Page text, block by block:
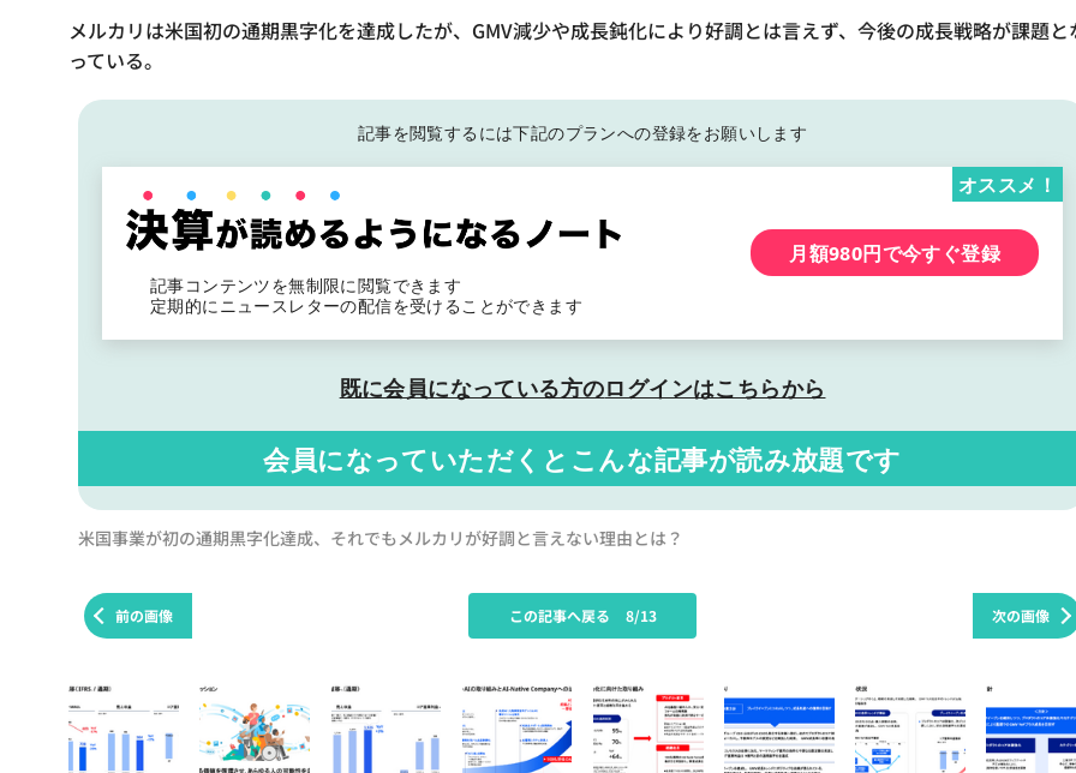
メルカリは米国初の通期黒字化を達成したが、GMV減少や成長鈍化により好調とは言えず、今後の成長戦略が課題と
っている。
記事を閲覧するには下記のプランへの登録をお願いします
記事コンテンツを無制限に閲覧できます
定期的にニュースレターの配信を受けることができます
オススメ！
月額980円で今すぐ登録
既に会員になっている方のログインはこちらから
会員になっていただくと こんな記事が読み放題です
米国事業が初の通期黒字化達成、それでもメルカリが好調と言えない理由とは？
前の画像 次の画像
この記事へ戻る 8/13